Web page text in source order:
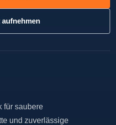
für saubere
und zuverlässige